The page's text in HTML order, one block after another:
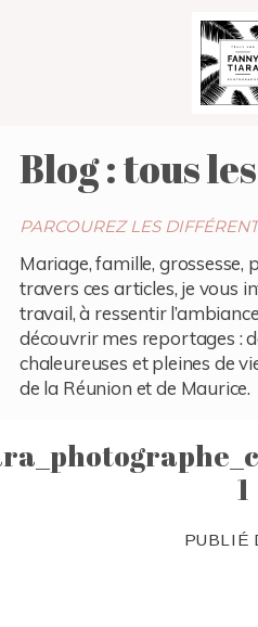
Blog : tous
PARCOUREZ LES
Mariage, famille,
travers ces articles, je vous
travail, à ressentir
découvrir mes reportages :
chaleureuses et pleines de
de la Réunion et de Maurice.
1
PUBLIÉ